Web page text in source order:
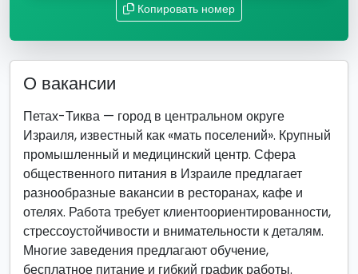
Копировать номер
О вакансии
Петах-Тиква — город в центральном округе
Израиля, известный как «мать поселений». Крупный
промышленный и медицинский центр. Сфера
общественного питания в Израиле предлагает
разнообразные вакансии в ресторанах, кафе и
отелях. Работа требует клиентоориентированности,
стрессоустойчивости и внимательности к деталям.
Многие заведения предлагают обучение,
бесплатное питание и гибкий график работы.